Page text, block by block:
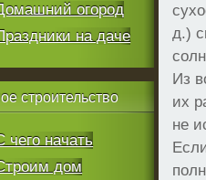
д.)
Из
их
не
огород
на даче
строительство
чего начать
дом